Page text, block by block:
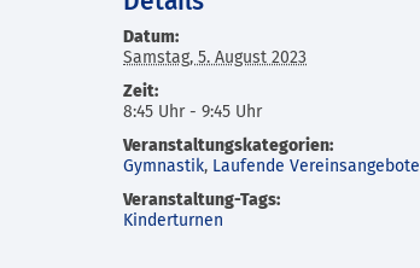
Datum:
Samstag, 5. August 2023
Zeit:
8:45 Uhr - 9:45 Uhr
Veranstaltungskategorien:
Gymnastik, Laufende Vereinsangebote
Veranstaltung-Tags:
Kinderturnen